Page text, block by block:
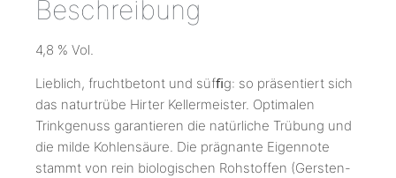
Beschreibung
4,8 % Vol.
Lieblich, fruchtbetont und süfﬁg: so präsentiert sich
das naturtrübe Hirter Kellermeister. Optimalen
Trinkgenuss garantieren die natürliche Trübung und
die milde Kohlensäure. Die prägnante Eigennote
stammt von rein biologischen Rohstoffen (Gersten-